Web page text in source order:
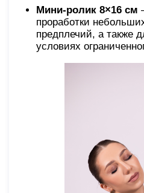
Мини-ролик 8×16 см
проработки
предплечий, а также
условиях